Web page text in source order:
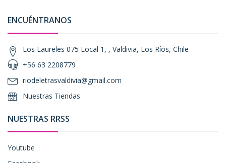
ENCUÉNTRANOS
Los Laureles 075 Local 1, , Valdivia, Los Ríos, Chile
+56 63 2208779
riodeletrasvaldivia@gmail.com
Nuestras Tiendas
NUESTRAS RRSS
Youtube